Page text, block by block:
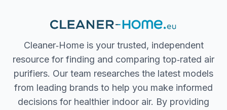
Cleaner‐Home is your trusted, independent
resource for finding and comparing top‐rated air
purifiers. Our team researches the latest models
from leading brands to help you make informed
decisions for healthier indoor air. By providing